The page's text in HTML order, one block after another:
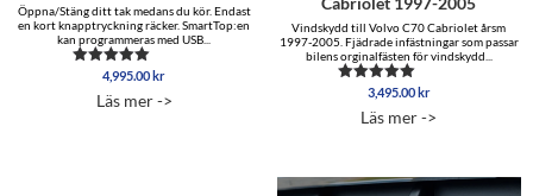
Öppna/Stäng ditt tak medans du kör. Endast
en kort knapptryckning räcker. SmartTop:en
kan programmeras med USB...
Betygsatt
av 5
4,995.00kr
Läs mer ->
Vindskydd till Volvo C70 Cabriolet årsm
1997-2005. Fjädrade infästningar som passar
bilens orginalfästen för vindskydd...
Betygsatt
av 5
3,495.00kr
Läs mer ->